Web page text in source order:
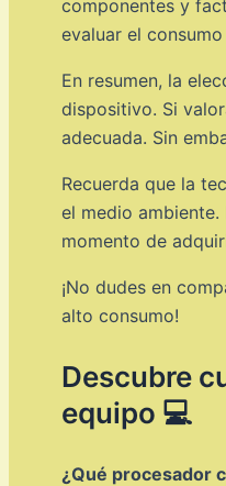
componentes y
evaluar el
En resumen, la
dispositivo. Si
adecuada. Sin
Recuerda que la
el medio
momento de
¡No dudes en
alto consumo!
Descubre
equipo 💻
¿Qué procesador